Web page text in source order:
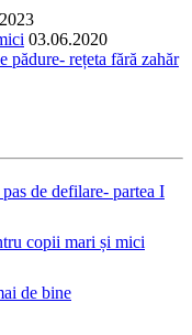
03.06.2020
pădure- rețeta fără zahăr
de defilare- partea I
copii mari și mici
de bine